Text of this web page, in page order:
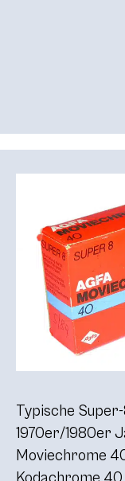
Typische
1970er/1980er
Moviechrome